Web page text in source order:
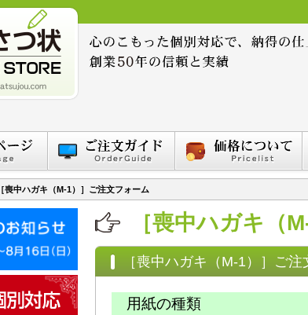
［喪中ハガキ（M-1）］ご注文フォーム
［喪中ハガキ（
［喪中ハガキ（M-1）］ご
用紙の種類